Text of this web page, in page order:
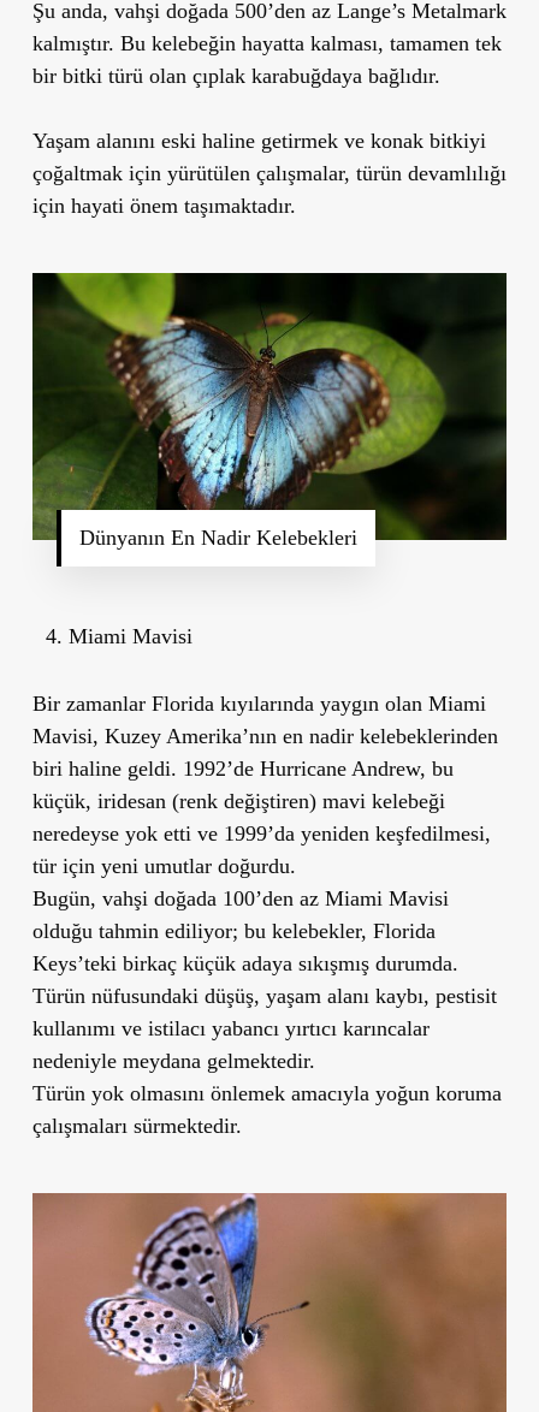
Şu anda, vahşi doğada 500’den az Lange’s Metalmark
kalmıştır. Bu kelebeğin hayatta kalması, tamamen tek
bir bitki türü olan çıplak karabuğdaya bağlıdır.
Yaşam alanını eski haline getirmek ve konak bitkiyi
çoğaltmak için yürütülen çalışmalar, türün devamlılığı
için hayati önem taşımaktadır.
Dünyanın En Nadir Kelebekleri
Miami Mavisi
Bir zamanlar Florida kıyılarında yaygın olan Miami
Mavisi, Kuzey Amerika’nın en nadir kelebeklerinden
biri haline geldi. 1992’de Hurricane Andrew, bu
küçük, iridesan (renk değiştiren) mavi kelebeği
neredeyse yok etti ve 1999’da yeniden keşfedilmesi,
tür için yeni umutlar doğurdu.
Bugün, vahşi doğada 100’den az Miami Mavisi
olduğu tahmin ediliyor; bu kelebekler, Florida
Keys’teki birkaç küçük adaya sıkışmış durumda.
Türün nüfusundaki düşüş, yaşam alanı kaybı, pestisit
kullanımı ve istilacı yabancı yırtıcı karıncalar
nedeniyle meydana gelmektedir.
Türün yok olmasını önlemek amacıyla yoğun koruma
çalışmaları sürmektedir.